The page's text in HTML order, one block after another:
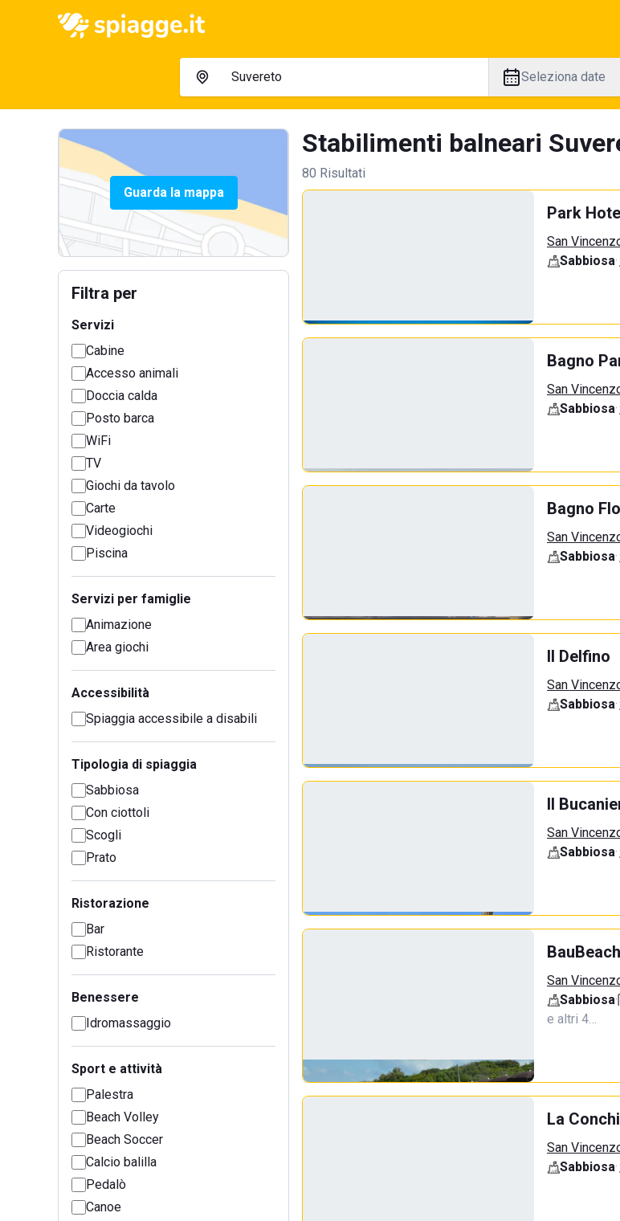
Seleziona date
Guarda la mappa
Filtra per
Servizi
Cabine
Accesso animali
Doccia calda
Posto barca
WiFi
TV
Giochi da tavolo
Carte
Videogiochi
Piscina
Servizi per famiglie
Animazione
Area giochi
Accessibilità
Spiaggia accessibile a disabili
Tipologia di spiaggia
Sabbiosa
Con ciottoli
Scogli
Prato
Ristorazione
Bar
Ristorante
Benessere
Idromassaggio
Sport e attività
Palestra
Beach Volley
Beach Soccer
Calcio balilla
Pedalò
Canoe
Stabilimenti balneari
80 Risultati
Park
San
Sabbiosa·
Bagno
San
Sabbiosa·
Bagno
San
Sabbiosa·
Il Delfino
San
Sabbiosa·
Il
San
Sabbiosa·
BauBeach
San
Sabbiosa·
e altri 4…
La
San
Sabbiosa·